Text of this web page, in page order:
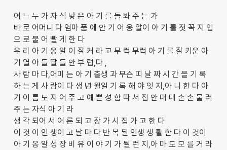
어 느 누 가 자 식 낳 은 아 기 를 돌 봐 주 는 가
바 로 어머니 다 엄마 품 에 안 기 어 옹 알이 아 기 를 젓 꼭 지 입
으 로 물 어 빨 게 한 다
우 리 아 기 옹 알 이 잘 커 라 고 무 럭 무럭 아 기 를 잘 키운 아
기 열 아 들 딸 들 안 부 럽,다 ,
사 람 마 다,어미 는 아 기 출생 과 무슨 띠 날 짜 시 간 을 기 록
하 는 게 사 람이 다 생 년 월일 기 록 해 야 잊 지,아 니 한 다 아
기 이 름 도 지 어 주 고 예 쁜 성 함 따 서 집 안 대 대 손 손 물 러
주 는 자식 아 기 라
생 각 되어 서 어 른 되 고 장 가 시 집 가 고 한 다
이 것 이 인 생이 고 날 마 다 반 복 된 인생 생 활 한 다 이 것이
아 기 옹 알 성 장 비 유 이 야 기 가 될 런 지,아 마 도 모 를 거 라